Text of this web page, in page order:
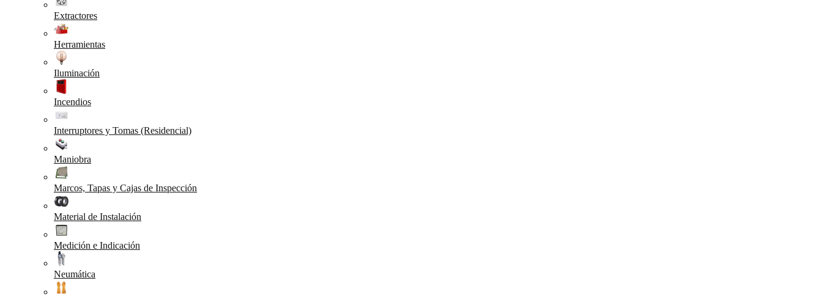
Extractores
Herramientas
Iluminación
Incendios
Interruptores y Tomas (Residencial)
Maniobra
Marcos, Tapas y Cajas de Inspección
Material de Instalación
Medición e Indicación
Neumática